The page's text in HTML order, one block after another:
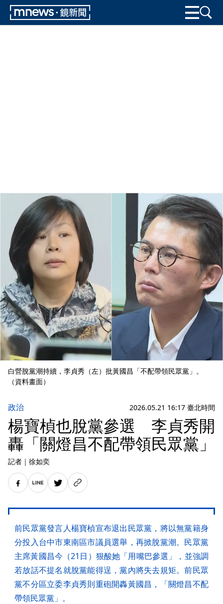
白營脫黨潮持續，李貞秀（左）批黃國昌「不配帶領民眾黨」。
（資料畫面）
政治 2026.05.21 16:17 臺北時間
楊寶楨也脫黨參選 李貞秀開
轟「關燈昌不配帶領民眾黨」
記者 ｜ 徐如奕
前民眾黨發言人楊寶楨宣布退出民眾黨，將以無黨籍身
分投入台中市東南區市議員選舉，再掀脫黨潮。民眾黨
主席黃國昌今（21日）狠酸她「用嘴巴參選」，並強調
若放話不提名就脫黨能得逞，黨內將失去規矩。前民眾
黨不分區立委李貞秀則重砲開轟黃國昌，「關燈昌不配
帶領民眾黨」。